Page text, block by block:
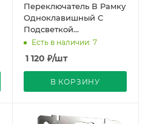
Переключатель В Рамку
Одноклавишный С
Подсветкой
Серебряный рифленый
Есть в наличии: 7
1 120 ₽/шт
В КОРЗИНУ